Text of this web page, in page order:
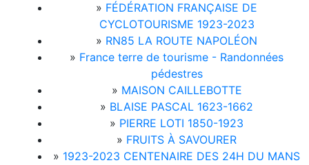
» FÉDÉRATION FRANÇAISE DE
CYCLOTOURISME 1923-2023
» RN85 LA ROUTE NAPOLÉON
» France terre de tourisme - Randonnées
pédestres
» MAISON CAILLEBOTTE
» BLAISE PASCAL 1623-1662
» PIERRE LOTI 1850-1923
» FRUITS À SAVOURER
» 1923-2023 CENTENAIRE DES 24H DU MANS